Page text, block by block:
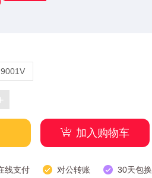
9001V
加入购物车
线支付 对公转账 30天包换